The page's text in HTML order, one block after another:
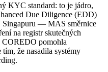
KYC standard: to je jádro,
Due Diligence (EDD)
Singapuru — MAS směrnice
na registr skutečných
COREDO pomohla
že nasadila systémy